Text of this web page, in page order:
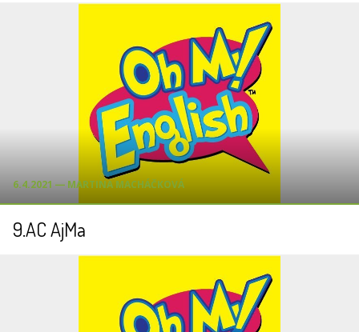
6.4.2021 ― MARTINA MACHÁČKOVÁ
9.AC AjMa